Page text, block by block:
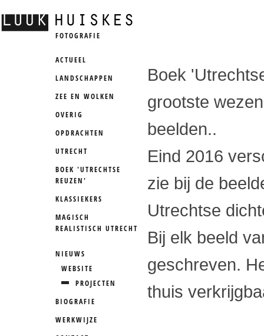
FOTOGRAFIE
ACTUEEL
LANDSCHAPPEN
ZEE EN WOLKEN
OVERIG
OPDRACHTEN
UTRECHT
BOEK 'UTRECHTSE
REUZEN'
KLASSIEKERS
MAGISCH
REALISTISCH UTRECHT
NIEUWS
WEBSITE
PROJECTEN
BIOGRAFIE
WERKWIJZE
Boek
grootste
beelden..
Eind 2016
zie bij de
Utrechtse
Bij elk beeld
geschreven.
thuis